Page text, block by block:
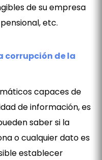
de su empresa
etc.
corrupción de la
capaces de
de información, es
saber si la
o cualquier dato es
establecer